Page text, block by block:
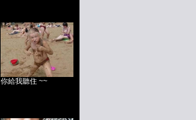
你給我聽住 ~~